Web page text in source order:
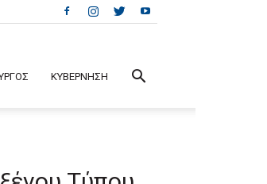
ΚΥΒΕΡΝΗΣΗ